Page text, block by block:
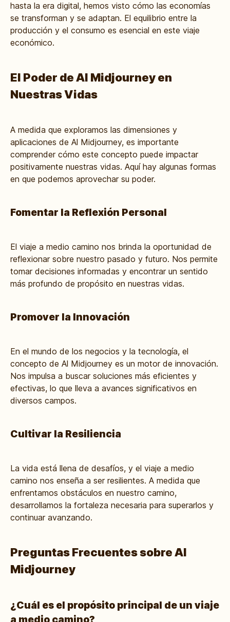
hasta la era digital, hemos visto cómo las economías
se transforman y se adaptan. El equilibrio entre la
producción y el consumo es esencial en este viaje
económico.
El Poder de Al Midjourney en
Nuestras Vidas
A medida que exploramos las dimensiones y
aplicaciones de Al Midjourney, es importante
comprender cómo este concepto puede impactar
positivamente nuestras vidas. Aquí hay algunas formas
en que podemos aprovechar su poder.
Fomentar la Reflexión Personal
El viaje a medio camino nos brinda la oportunidad de
reflexionar sobre nuestro pasado y futuro. Nos permite
tomar decisiones informadas y encontrar un sentido
más profundo de propósito en nuestras vidas.
Promover la Innovación
En el mundo de los negocios y la tecnología, el
concepto de Al Midjourney es un motor de innovación.
Nos impulsa a buscar soluciones más eficientes y
efectivas, lo que lleva a avances significativos en
diversos campos.
Cultivar la Resiliencia
La vida está llena de desafíos, y el viaje a medio
camino nos enseña a ser resilientes. A medida que
enfrentamos obstáculos en nuestro camino,
desarrollamos la fortaleza necesaria para superarlos y
continuar avanzando.
Preguntas Frecuentes sobre Al
Midjourney
¿Cuál es el propósito principal de un viaje